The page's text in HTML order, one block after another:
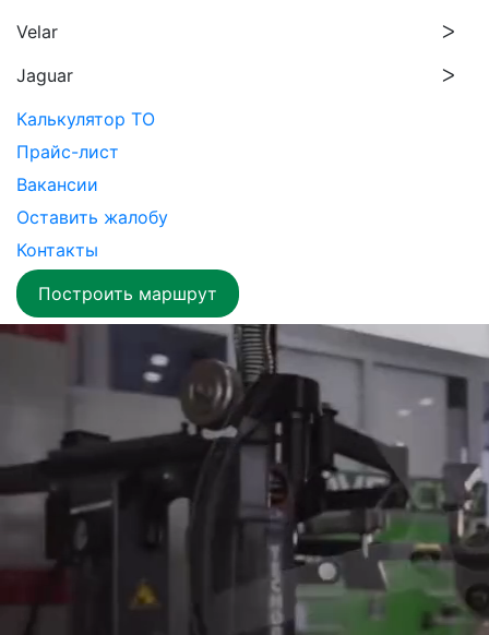
Velar
Jaguar
Калькулятор ТО
Прайс-лист
Вакансии
Оставить жалобу
Контакты
Построить маршрут